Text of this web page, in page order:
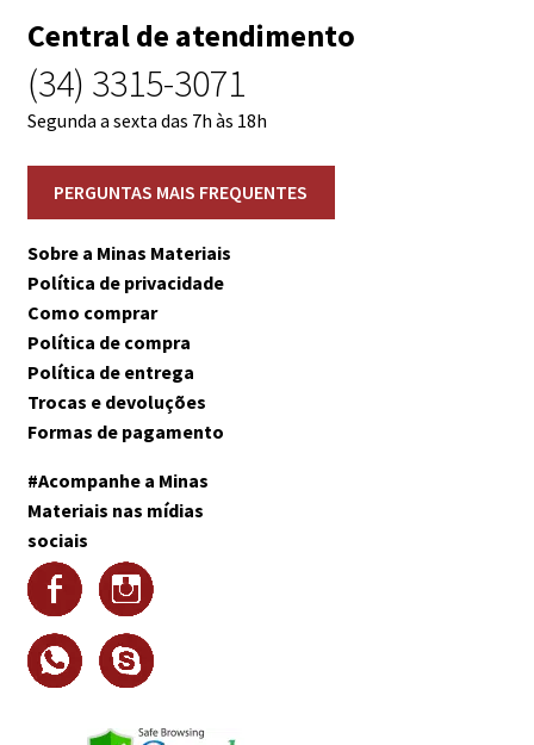
Central de atendimento
(34) 3315-3071
Segunda a sexta das 7h às 18h
Sobre a Minas Materiais
Política de privacidade
Como comprar
Política de compra
Política de entrega
Trocas e devoluções
Formas de pagamento
#Acompanhe a Minas
Materiais nas mídias
sociais